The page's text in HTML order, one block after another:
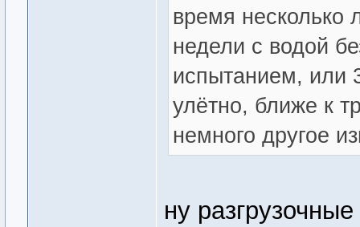
время несколько
недели с водой
испытанием, или
улётно, ближе к
немного другое
ну